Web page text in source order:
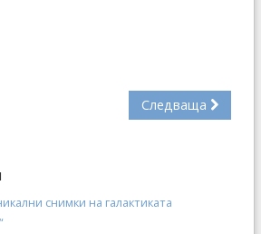
Следваща
снимки на галактиката